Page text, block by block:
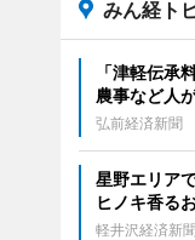
みん経ト
「津軽伝承
農事など人
弘前経済新聞
星野エリア
ヒノキ香る
軽井沢経済新聞